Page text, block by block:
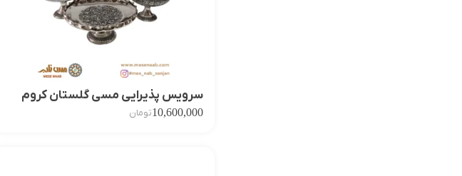
سرویس پذیرایی مسی گلستان کروم
10,600,000تومان